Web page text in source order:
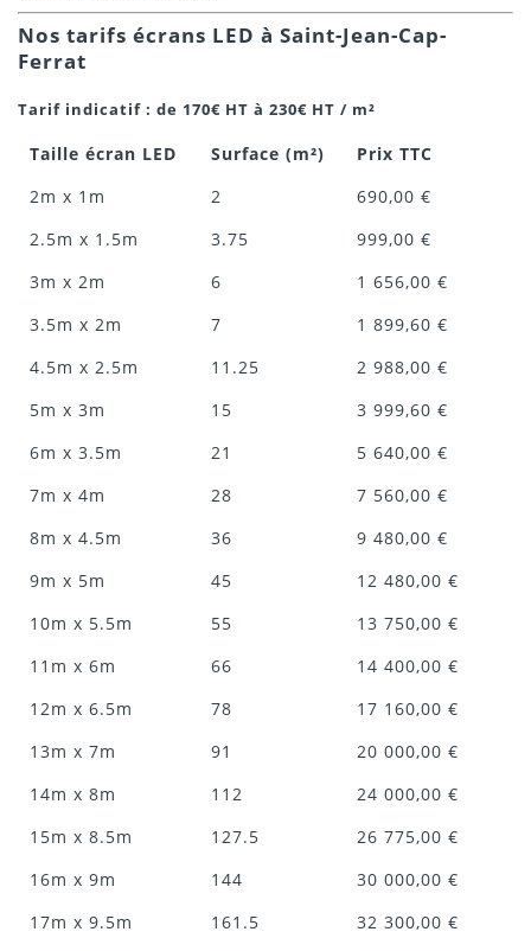
Nos tarifs écrans LED à Saint-Jean-Cap-
Ferrat
Tarif indicatif : de 170€ HT à 230€ HT / m²
Taille écran LED Surface (m²)
Prix TTC
2m x 1m
2
690,00 €
2.5m x 1.5m
3.75
999,00 €
3m x 2m
6
1 656,00 €
3.5m x 2m
7
1 899,60 €
4.5m x 2.5m
11.25
2 988,00 €
5m x 3m
15
3 999,60 €
6m x 3.5m
21
5 640,00 €
7m x 4m
28
7 560,00 €
8m x 4.5m
36
9 480,00 €
9m x 5m
45
12 480,00 €
10m x 5.5m
55
13 750,00 €
11m x 6m
66
14 400,00 €
12m x 6.5m
78
17 160,00 €
13m x 7m
91
20 000,00 €
14m x 8m
112
24 000,00 €
15m x 8.5m
127.5
26 775,00 €
16m x 9m
144
30 000,00 €
17m x 9.5m
161.5
32 300,00 €